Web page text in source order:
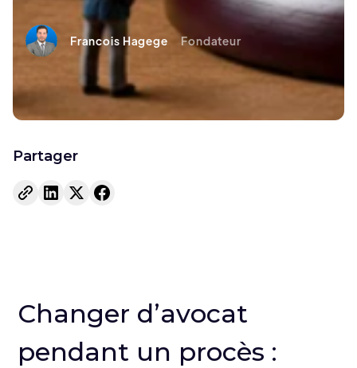
Francois Hagege Fondateur
Partager
Changer d’avocat
pendant un procès :